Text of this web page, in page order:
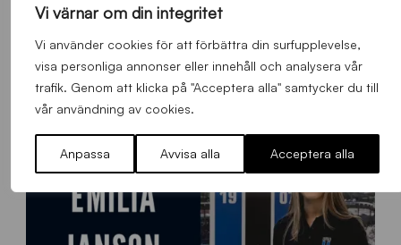
Vi värnar om din integritet
Vi använder cookies för att förbättra din surfupplevelse,
visa personliga annonser eller innehåll och analysera vår
trafik. Genom att klicka på "Acceptera alla" samtycker du till
vår användning av cookies.
Anpassa Avvisa alla Acceptera alla
Otso Liimatta klar för Sirius Fotboll
Allmänt,App,Herrlaget Fredag 7 Augusti 2026